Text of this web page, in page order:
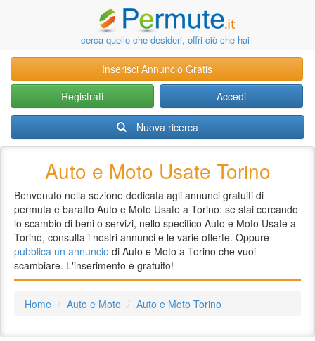
cerca quello che desideri, offri ciò che hai
Inserisci Annuncio Gratis
Registrati
Accedi
Nuova ricerca
Auto e Moto Usate Torino
Benvenuto nella sezione dedicata agli annunci gratuiti di
permuta e baratto Auto e Moto Usate a Torino: se stai cercando
lo scambio di beni o servizi, nello specifico Auto e Moto Usate a
Torino, consulta i nostri annunci e le varie offerte. Oppure
pubblica un annuncio di Auto e Moto a Torino che vuoi
scambiare. L'inserimento è gratuito!
Home Auto e Moto Auto e Moto Torino